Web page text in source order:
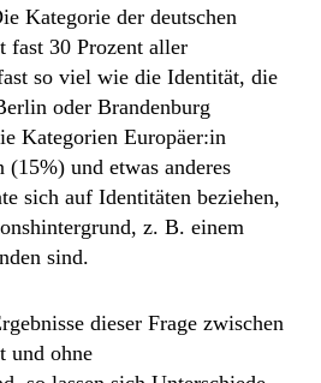
Kategorie der deutschen
fast 30 Prozent aller
so viel wie die Identität, die
oder Brandenburg
Kategorien Europäer:in
und etwas anderes
sich auf Identitäten beziehen,
z. B. einem
sind.
dieser Frage zwischen
und ohne